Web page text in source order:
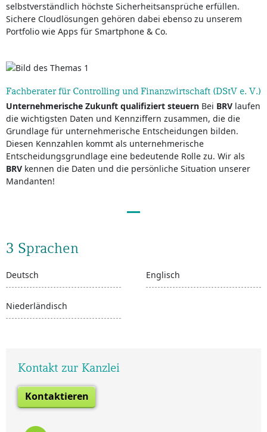
selbstverständlich höchste Sicherheitsansprüche erfüllen.
Sichere Cloudlösungen gehören dabei ebenso zu unserem
Portfolio wie Apps für Smartphone & Co.
Fachberater für Controlling und Finanzwirtschaft (DStV e. V.)
Unternehmerische Zukunft qualifiziert steuern Bei BRV laufen
die wichtigsten Daten und Kennziffern zusammen, die die
Grundlage für unternehmerische Entscheidungen bilden.
Diesen Kennzahlen kommt als unternehmerische
Entscheidungsgrundlage eine bedeutende Rolle zu. Wir als
BRV kennen die Daten und die persönliche Situation unserer
Mandanten!
3 Sprachen
Deutsch Englisch
Niederländisch
Kontakt zur Kanzlei
Kontaktieren